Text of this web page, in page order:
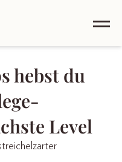
hebst du
Level